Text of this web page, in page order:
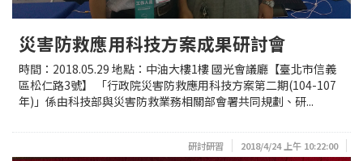
災害防救應用科技方案成果研討會
時間：2018.05.29 地點：中油大樓1樓 國光會議廳【臺北市信義
區松仁路3號】 「行政院災害防救應用科技方案第二期(104-107
年)」係由科技部與災害防救業務相關部會署共同規劃、研...
研討研習 2018/4/24 上午 10:22:00